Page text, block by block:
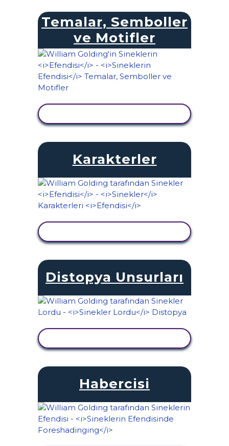
Temalar, Semboller
ve Motifler
Karakterler
Distopya Unsurları
Habercisi